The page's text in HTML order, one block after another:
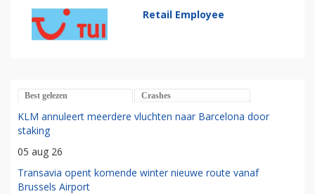
Retail Employee
Best gelezen Crashes
KLM annuleert meerdere vluchten naar Barcelona door
staking
05 aug 26
Transavia opent komende winter nieuwe route vanaf
Brussels Airport